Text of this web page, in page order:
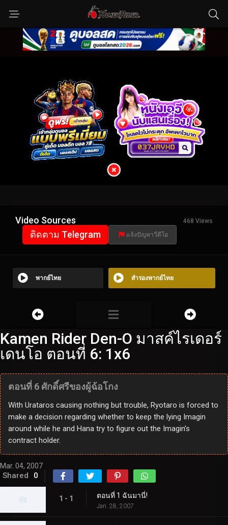
Video Sources 468 Views
ติดตาม Telegram แจ้งปัญหาวีดีโอ
พากย์ไทย สำรองพากย์ไทย
Kamen Rider Den-O มาสค์ไรเดอร์
เดนโอ ตอนที่ 6: 1x6
ตอนที่ 6 ศักดิ์ศรีของผู้ฉ้อโกง
With Urataros causing nothing but trouble, Ryotaro is forced to
make a decision regarding whether to keep the lying Imagin
around while he and Hana try to figure out the Imagin’s
contract holder.
Mar. 04, 2007
Shared 0
1 - 1 ตอนที่ 1 ฉันมานี่!
Jan. 28, 2007